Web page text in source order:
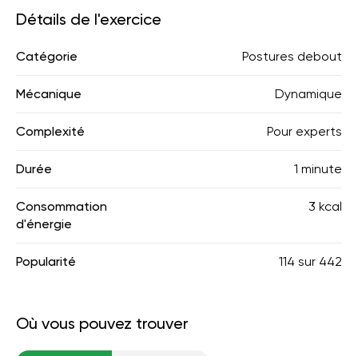
Détails de l'exercice
Catégorie Postures debout
Mécanique Dynamique
Complexité Pour experts
Durée 1 minute
Consommation
d'énergie
3 kcal
Popularité 114 sur 442
Où vous pouvez trouver